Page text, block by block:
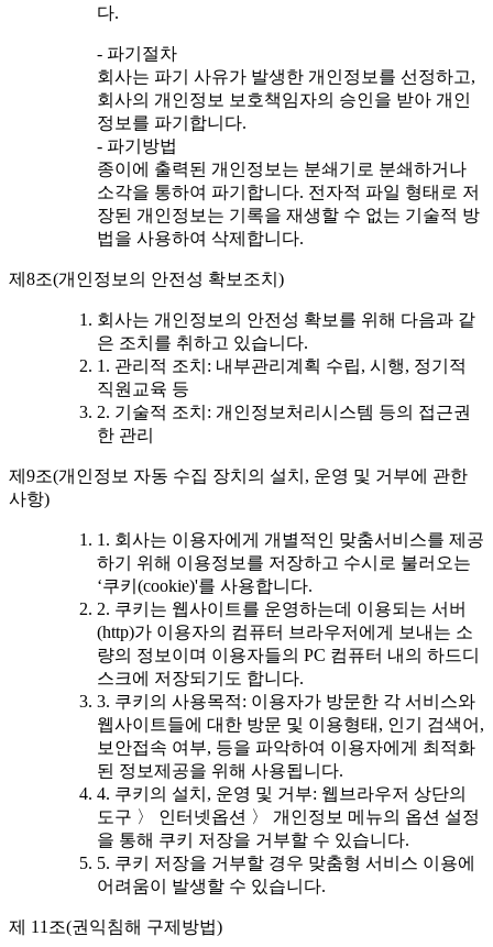
다.
- 파기절차
회사는 파기 사유가 발생한 개인정보를 선정하고,
회사의 개인정보 보호책임자의 승인을 받아 개인
정보를 파기합니다.
- 파기방법
종이에 출력된 개인정보는 분쇄기로 분쇄하거나
소각을 통하여 파기합니다. 전자적 파일 형태로 저
장된 개인정보는 기록을 재생할 수 없는 기술적 방
법을 사용하여 삭제합니다.
제8조(개인정보의 안전성 확보조치)
회사는 개인정보의 안전성 확보를 위해 다음과 같
은 조치를 취하고 있습니다.
1. 관리적 조치: 내부관리계획 수립, 시행, 정기적
직원교육 등
2. 기술적 조치: 개인정보처리시스템 등의 접근권
한 관리
제9조(개인정보 자동 수집 장치의 설치, 운영 및 거부에 관한
사항)
1. 회사는 이용자에게 개별적인 맞춤서비스를 제공
하기 위해 이용정보를 저장하고 수시로 불러오는
‘쿠키(cookie)'를 사용합니다.
2. 쿠키는 웹사이트를 운영하는데 이용되는 서버
(http)가 이용자의 컴퓨터 브라우저에게 보내는 소
량의 정보이며 이용자들의 PC 컴퓨터 내의 하드디
스크에 저장되기도 합니다.
3. 쿠키의 사용목적: 이용자가 방문한 각 서비스와
웹사이트들에 대한 방문 및 이용형태, 인기 검색어,
보안접속 여부, 등을 파악하여 이용자에게 최적화
된 정보제공을 위해 사용됩니다.
4. 쿠키의 설치, 운영 및 거부: 웹브라우저 상단의
도구 〉 인터넷옵션 〉 개인정보 메뉴의 옵션 설정
을 통해 쿠키 저장을 거부할 수 있습니다.
5. 쿠키 저장을 거부할 경우 맞춤형 서비스 이용에
어려움이 발생할 수 있습니다.
제 11조(권익침해 구제방법)